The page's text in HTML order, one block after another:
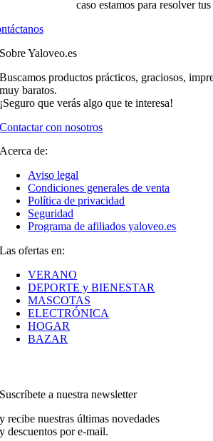
caso estamos para resolver
Sobre Yaloveo.es
Buscamos productos prácticos, graciosos,
muy baratos.
¡Seguro que verás algo que te interesa!
Contactar con nosotros
Acerca de:
Aviso legal
Condiciones generales de venta
Política de privacidad
Seguridad
Programa de afiliados yaloveo.es
Las ofertas en:
VERANO
DEPORTE y BIENESTAR
MASCOTAS
ELECTRÓNICA
HOGAR
BAZAR
Suscríbete a nuestra newsletter
y recibe nuestras últimas novedades
y descuentos por e-mail.